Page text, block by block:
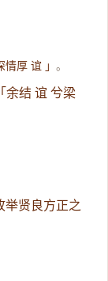
情厚 谊 」。
「余结 谊 兮梁
举贤良方正之